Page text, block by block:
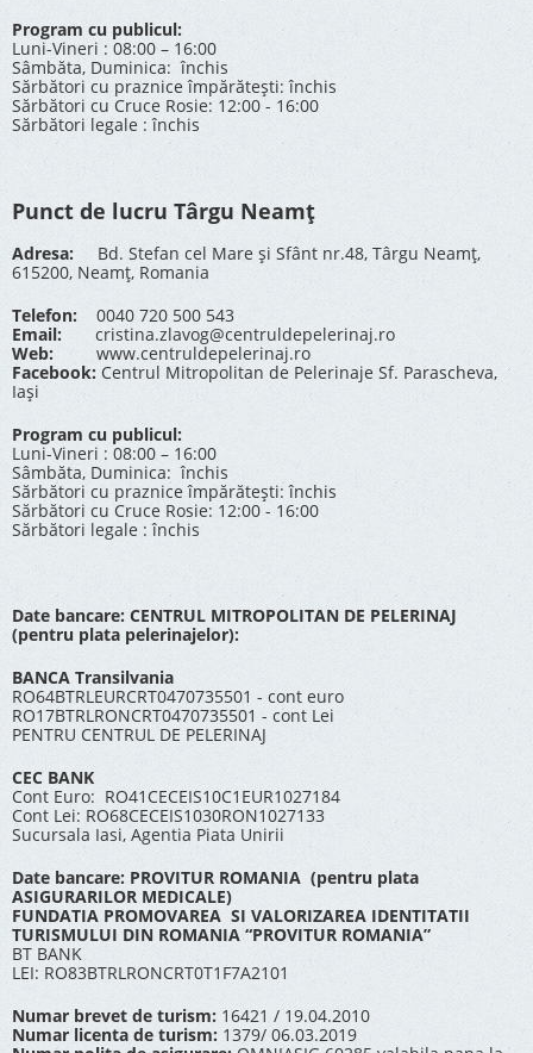
Program cu publicul:
Luni-Vineri : 08:00 – 16:00
Sâmbăta, Duminica: închis
Sărbători cu praznice împărătești: închis
Sărbători cu Cruce Rosie: 12:00 - 16:00
Sărbători legale : închis
Punct de lucru Târgu Neamț
Adresa: Bd. Stefan cel Mare și Sfânt nr.48, Târgu Neamț,
615200, Neamț, Romania
Telefon: 0040 720 500 543
Email:
cristina.zlavog@centruldepelerinaj.ro
Web:
www.centruldepelerinaj.ro
Facebook: Centrul Mitropolitan de Pelerinaje Sf. Parascheva,
Iași
Program cu publicul:
Luni-Vineri : 08:00 – 16:00
Sâmbăta, Duminica: închis
Sărbători cu praznice împărătești: închis
Sărbători cu Cruce Rosie: 12:00 - 16:00
Sărbători legale : închis
Date bancare: CENTRUL MITROPOLITAN DE PELERINAJ
(pentru plata pelerinajelor):
BANCA Transilvania
RO64BTRLEURCRT0470735501 - cont euro
RO17BTRLRONCRT0470735501 - cont Lei
PENTRU CENTRUL DE PELERINAJ
CEC BANK
Cont Euro: RO41CECEIS10C1EUR1027184
Cont Lei: RO68CECEIS1030RON1027133
Sucursala Iasi, Agentia Piata Unirii
Date bancare: PROVITUR ROMANIA (pentru plata
ASIGURARILOR MEDICALE)
FUNDATIA PROMOVAREA SI VALORIZAREA IDENTITATII
TURISMULUI DIN ROMANIA “PROVITUR ROMANIA”
BT BANK
LEI: RO83BTRLRONCRT0T1F7A2101
Numar brevet de turism: 16421 / 19.04.2010
Numar licenta de turism: 1379/ 06.03.2019